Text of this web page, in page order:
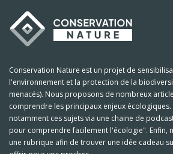
Conservation Nature est un projet de
l'environnement et la protection de la
menacés). Nous proposons de nombreux
comprendre les principaux enjeux
notamment ces sujets via une chaine de
pour comprendre facilement l'écologie". Enfin,
une rubrique afin de trouver une idée cadeau